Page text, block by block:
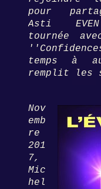
pour
Asti
tournée
temps à
remplit les
Nov
emb
re
201
7,
Mic
hel